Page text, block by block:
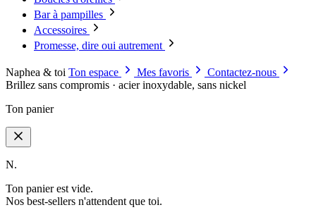
Bar à pampilles
Accessoires
Promesse, dire oui autrement
Naphea & toi Ton espace Mes favoris
Contactez-nous
Brillez sans compromis · acier inoxydable, sans nickel
Ton panier
N.
Ton panier est vide.
Nos best-sellers n'attendent que toi.